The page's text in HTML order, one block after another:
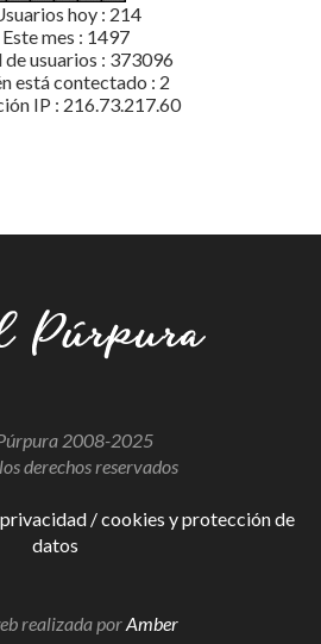
hoy : 214
Este mes : 1497
de usuarios : 373096
está contectado : 2
IP : 216.73.217.60
2008-2025
derechos reservados
/ cookies y protección de
datos
realizada porAmber